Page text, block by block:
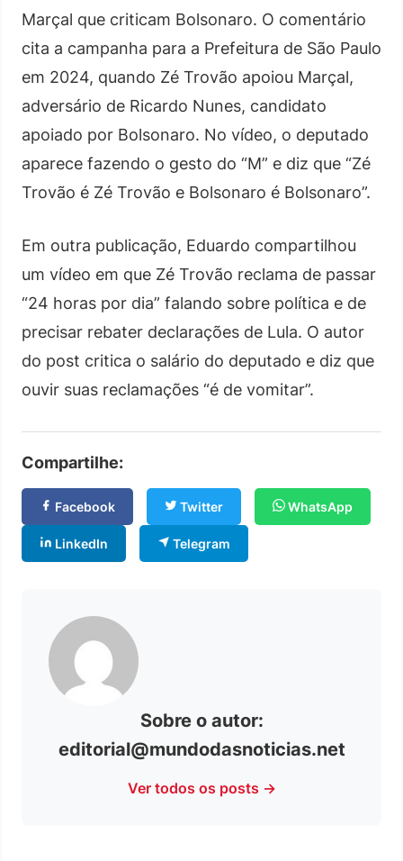
Marçal que criticam Bolsonaro. O comentário
cita a campanha para a Prefeitura de São Paulo
em 2024, quando Zé Trovão apoiou Marçal,
adversário de Ricardo Nunes, candidato
apoiado por Bolsonaro. No vídeo, o deputado
aparece fazendo o gesto do “M” e diz que “Zé
Trovão é Zé Trovão e Bolsonaro é Bolsonaro”.
Em outra publicação, Eduardo compartilhou
um vídeo em que Zé Trovão reclama de passar
“24 horas por dia” falando sobre política e de
precisar rebater declarações de Lula. O autor
do post critica o salário do deputado e diz que
ouvir suas reclamações “é de vomitar”.
Compartilhe:
Facebook Twitter WhatsApp
LinkedIn Telegram
Sobre o autor:
editorial@mundodasnoticias.net
Ver todos os posts →